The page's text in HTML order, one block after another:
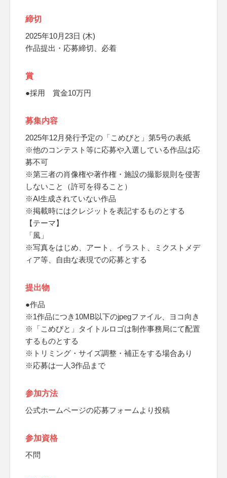
締切
2025年10月23日 (木)
作品提出・応募締切、必着
賞
●採用 賞金10万円
募集内容
2025年12月発行予定の「こめびと」第5号の表紙
※他のコンテスト等に応募や入選している作品は応
募不可
※第三者の肖像権や著作権・施設の撮影規則を侵害
しないこと（許可を得ること）
※AI生成されていない作品
※掲載時にはクレジットを表記するものとする
【テーマ】
「風」
※写真をはじめ、アート、イラスト、ミクストメデ
ィア等、自由な表現での応募とする
提出物
●作品
※1作品につき10MB以下のjpegファイル、ヨコ向き
※「こめびと」タイトルロゴは制作事務局にて配置
するものとする
※トリミング・サイズ調整・補正をする場合あり
※応募は一人3作品まで
参加方法
公式ホームページの応募フォームより投稿
参加資格
不問